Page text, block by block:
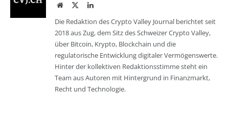
WebsiteTwitterLinkedIn
Die Redaktion des Crypto Valley Journal berichtet seit
2018 aus Zug, dem Sitz des Schweizer Crypto Valley,
über Bitcoin, Krypto, Blockchain und die
regulatorische Entwicklung digitaler Vermögenswerte.
Hinter der kollektiven Redaktionsstimme steht ein
Team aus Autoren mit Hintergrund in Finanzmarkt,
Recht und Technologie.